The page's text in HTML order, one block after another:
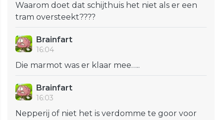
Waarom doet dat schijthuis het niet als er een
tram oversteekt????
Brainfart
16:04
Die marmot was er klaar mee…..
Brainfart
16:03
Nepperij of niet het is verdomme te goor voor